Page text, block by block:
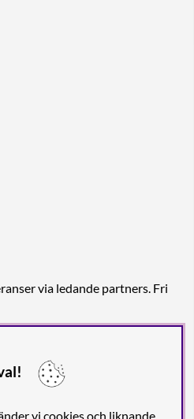
via ledande partners. Fri
vi cookies och liknande